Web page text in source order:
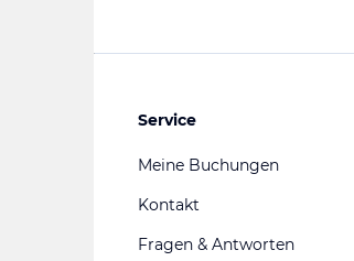
Service
Meine Buchungen
Kontakt
Fragen & Antworten